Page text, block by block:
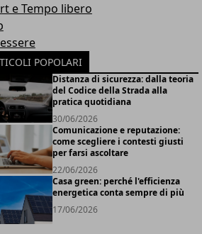
e Tempo libero
POPOLARI
Distanza di sicurezza: dalla teoria
del Codice della Strada alla
pratica quotidiana
30/06/2026
Comunicazione e reputazione:
come scegliere i contesti giusti
per farsi ascoltare
22/06/2026
Casa green: perché l'efficienza
energetica conta sempre di più
17/06/2026